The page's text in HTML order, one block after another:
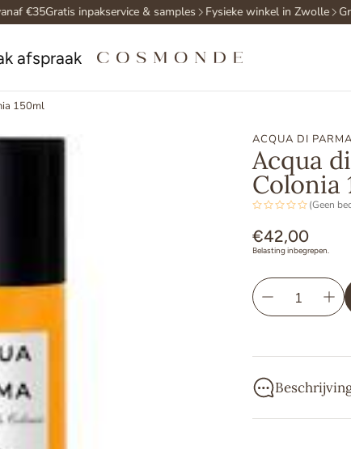
€35Gratis inpakservice & samples Fysieke winkel in Zwolle
afspraak
150ml
ACQUA DI PARMA
Acqua
Colonia
(Geen
Normale
prijs
€42,00
Belasting inbegrepen.
Een nieuwe en